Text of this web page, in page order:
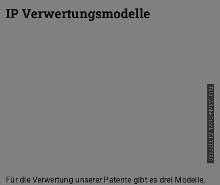
IP Verwertungsmodelle
Bild: AdobeStock 513872488
Für die Verwertung unserer Patente gibt es drei Modelle,